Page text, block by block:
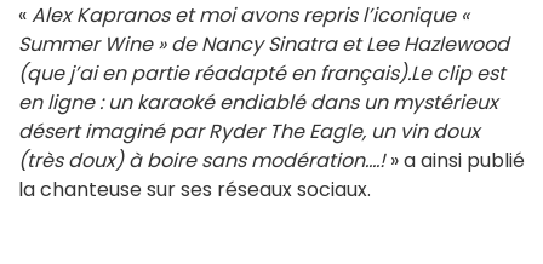
«Alex Kapranos et moi avons repris l’iconique «
Summer Wine » de Nancy Sinatra et Lee Hazlewood
(que j’ai en partie réadapté en français).Le clip est
en ligne : un karaoké endiablé dans un mystérieux
désert imaginé par Ryder The Eagle, un vin doux
(très doux) à boire sans modération....!» a ainsi publié
la chanteuse sur ses réseaux sociaux.